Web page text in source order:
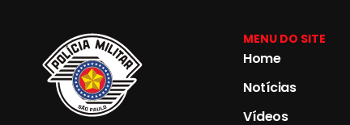
MENU DO SITE
Home
Notícias
Vídeos